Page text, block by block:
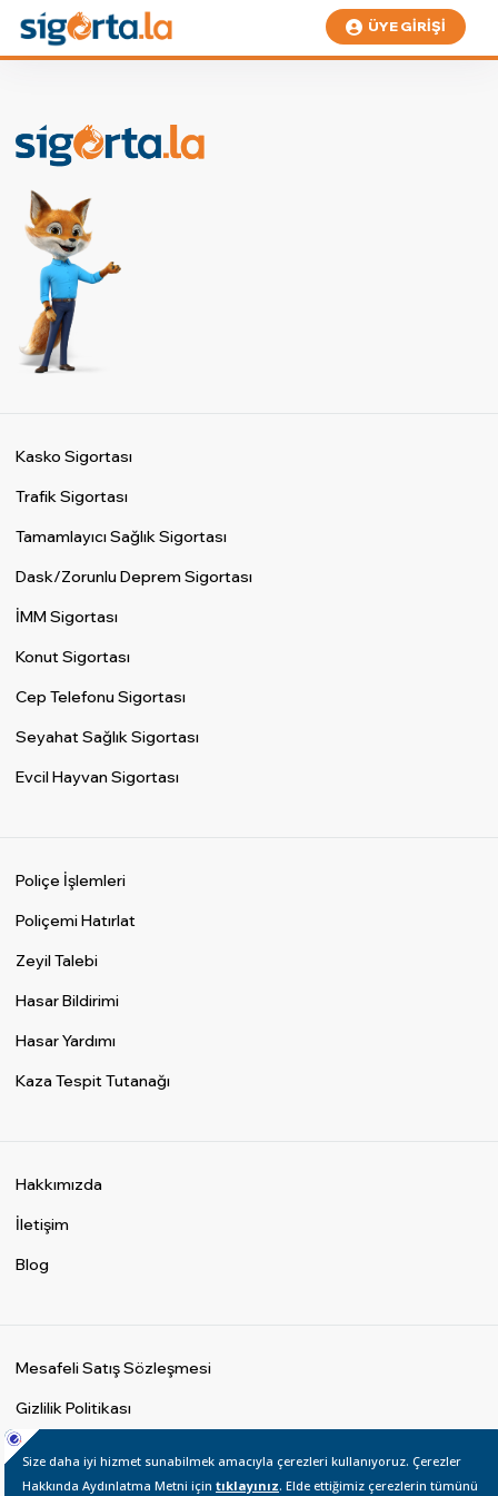
ÜYE GIRIŞI
Kasko Sigortası
Trafik Sigortası
Tamamlayıcı Sağlık Sigortası
Dask/Zorunlu Deprem Sigortası
İMM Sigortası
Konut Sigortası
Cep Telefonu Sigortası
Seyahat Sağlık Sigortası
Evcil Hayvan Sigortası
Poliçe İşlemleri
Poliçemi Hatırlat
Zeyil Talebi
Hasar Bildirimi
Hasar Yardımı
Kaza Tespit Tutanağı
Hakkımızda
İletişim
Blog
Mesafeli Satış Sözleşmesi
Gizlilik Politikası
Çerez Aydınlatma Metni
İnternet Sitesi Kullanım Şartları